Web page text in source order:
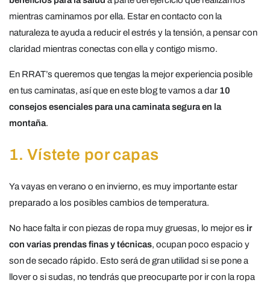
mientras caminamos por ella. Estar en contacto con la
naturaleza te ayuda a reducir el estrés y la tensión, a pensar con
claridad mientras conectas con ella y contigo mismo.
En RRAT’s queremos que tengas la mejor experiencia posible
en tus caminatas, así que en este blog te vamos a dar 10
consejos esenciales para una caminata segura en la
montaña.
1. Vístete por capas
Ya vayas en verano o en invierno, es muy importante estar
preparado a los posibles cambios de temperatura.
No hace falta ir con piezas de ropa muy gruesas, lo mejor es ir
con varias prendas finas y técnicas, ocupan poco espacio y
son de secado rápido. Esto será de gran utilidad si se pone a
llover o si sudas, no tendrás que preocuparte por ir con la ropa